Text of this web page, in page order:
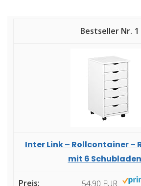
1
Inter Link – Rollcontainer –
mit 6
54,90 EUR